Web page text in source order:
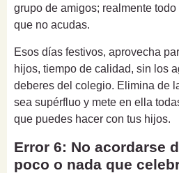
grupo de amigos; realmente
que no acudas.
Esos días festivos, aprovecha
hijos, tiempo de calidad, sin los
deberes del colegio. Elimina de
sea supérfluo y mete en ella
que puedes hacer con tus hijos.
Error 6: No acordarse
poco o nada que